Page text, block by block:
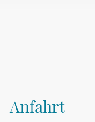
Anfahrt